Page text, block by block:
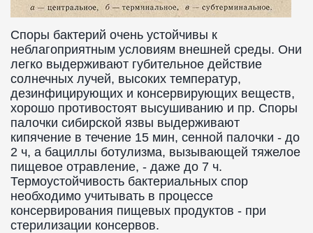
Споры бактерий очень устойчивы к
неблагоприятным условиям внешней среды. Они
легко выдерживают губительное действие
солнечных лучей, высоких температур,
дезинфицирующих и консервирующих веществ,
хорошо противостоят высушиванию и пр. Споры
палочки сибирской язвы выдерживают
кипячение в течение 15 мин, сенной палочки - до
2 ч, а бациллы ботулизма, вызывающей тяжелое
пищевое отравление, - даже до 7 ч.
Термоустойчивость бактериальных спор
необходимо учитывать в процессе
консервирования пищевых продуктов - при
стерилизации консервов.